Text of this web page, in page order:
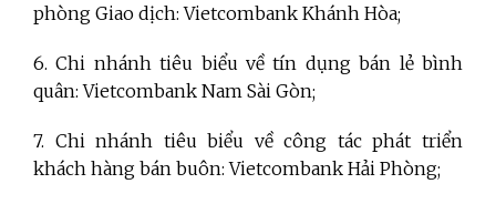
phòng Giao dịch: Vietcombank Khánh Hòa;
6. Chi nhánh tiêu biểu về tín dụng bán lẻ bình
quân: Vietcombank Nam Sài Gòn;
7. Chi nhánh tiêu biểu về công tác phát triển
khách hàng bán buôn: Vietcombank Hải Phòng;